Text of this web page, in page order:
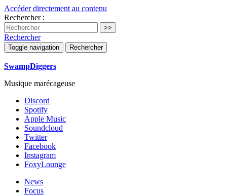
Accéder directement au contenu
Rechercher :
Rechercher
Toggle navigation Rechercher
SwampDiggers
Musique marécageuse
Discord
Spotify
Apple Music
Soundcloud
Twitter
Facebook
Instagram
FoxyLounge
News
Focus